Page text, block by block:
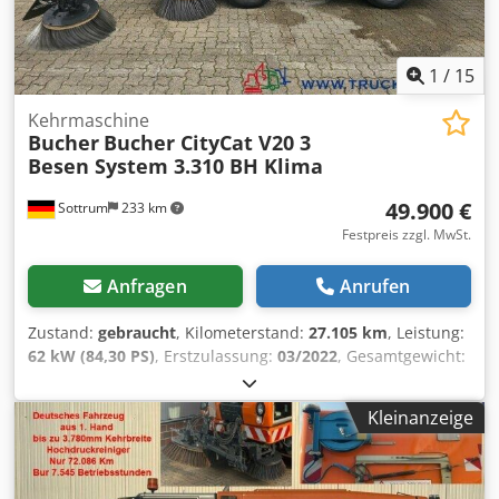
1 / 15
Sottrum 233 km
Kehrmaschine
Bucher Bucher CityCat V20 3
Besen System 3.310 BH Klima
49.900 €
Festpreis zzgl. MwSt.
Anfragen Anrufen
Zustand: gebraucht, Kilometerstand: 27.105 km, Leistung:
62 kW (84,30 PS), Erstzulassung: 03/2022, Gesamtgewicht:
Diesel, Farbe:
Konfiguration:4x2, maximales Ladegewicht:1.850 kg,
Leergewicht: 2.950 kg, nächste Prüfung (TÜV):11/2026,
Radstand:1.900 mm, Bremsen:Sonstige, Fahrerkabine:
Fahrerhaus, Getriebetyp:Automatisch, Emissionsklasse:
Kleinanzeige